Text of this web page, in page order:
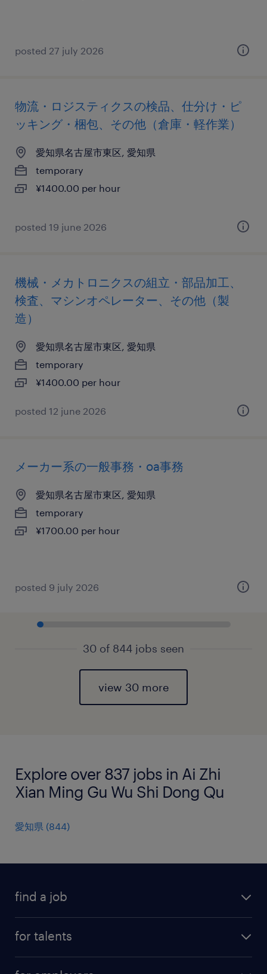
posted 27 july 2026
物流・ロジスティクスの検品、仕分け・ピ
ッキング・梱包、その他（倉庫・軽作業）
愛知県名古屋市東区, 愛知県
temporary
¥1400.00 per hour
posted 19 june 2026
機械・メカトロニクスの組立・部品加工、
検査、マシンオペレーター、その他（製
造）
愛知県名古屋市東区, 愛知県
temporary
¥1400.00 per hour
posted 12 june 2026
メーカー系の一般事務・oa事務
愛知県名古屋市東区, 愛知県
temporary
¥1700.00 per hour
posted 9 july 2026
30 of 844 jobs seen
view 30 more
Explore over 837 jobs in Ai Zhi
Xian Ming Gu Wu Shi Dong Qu
愛知県 (844)
find a job
for talents